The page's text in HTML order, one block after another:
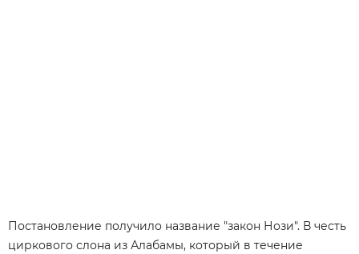
Постановление получило название "закон Нози". В честь
циркового слона из Алабамы, который в течение